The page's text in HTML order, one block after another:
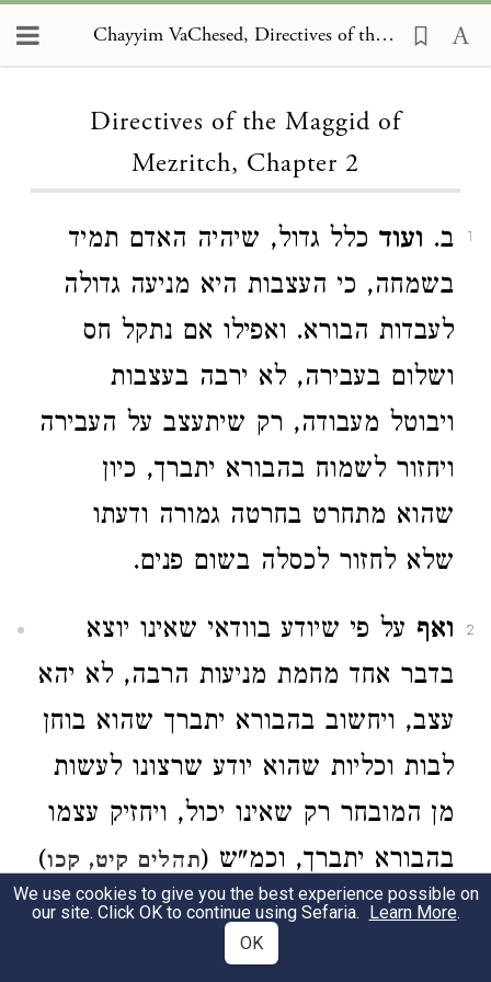
Chayyim VaChesed, Directives of the Maggid of Mezritch 2
Directives of the Maggid of
Mezritch, Chapter 2
1 ב. ועוד כלל גדול, שיהיה האדם תמיד
בשמחה, כי העצבות היא מניעה גדולה
לעבדות הבורא. ואפילו אם נתקל חס
ושלום בעבירה, לא ירבה בעצבות
ויבוטל מעבודה, רק שיתעצב על העבירה
ויחזור לשמוח בהבורא יתברך, כיון
שהוא מתחרט בחרטה גמורה ודעתו
שלא לחזור לכסלה בשום פנים.
2 ואף על פי שיודע בוודאי שאינו יוצא
בדבר אחד מחמת מניעות הרבה, לא יהא
עצב, ויחשוב בהבורא יתברך שהוא בוחן
לבות וכליות שהוא יודע שרצונו לעשות
מן המובחר רק שאינו יכול, ויחזיק עצמו
בהבורא יתברך, וכמ"ש (תהלים קיט, קכו)
עת לעשות לה' הפרו תורתיך, שלפעמים
יש מצוה שיש בה קצת נדנוד עבירה, אל
We use cookies to give you the best experience possible on
our site. Click OK to continue using Sefaria. Learn More.
OK